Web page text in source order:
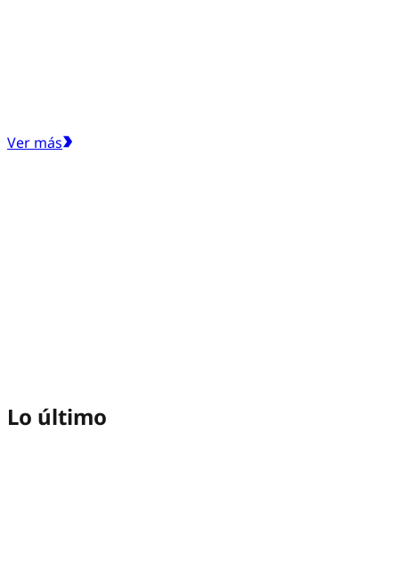
Ver más
Lo último